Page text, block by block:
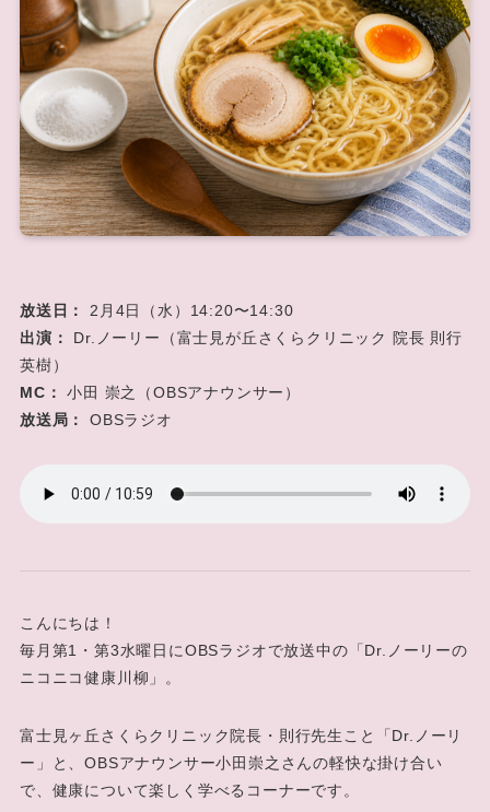
放送日：
2月4日（水）14:20〜14:30
出演：
Dr.ノーリー（富士見が丘さくらクリニック 院長 則行
英樹）
MC：
小田 崇之（OBSアナウンサー）
放送局：
OBSラジオ
こんにちは！
毎月第1・第3水曜日にOBSラジオで放送中の「Dr.ノーリーの
ニコニコ健康川柳」。
富士見ヶ丘さくらクリニック院長・則行先生こと「Dr.ノーリ
ー」と、OBSアナウンサー小田崇之さんの軽快な掛け合い
で、健康について楽しく学べるコーナーです。